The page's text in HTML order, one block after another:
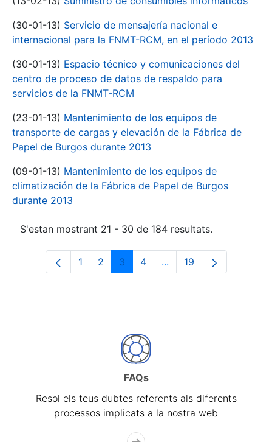
(30-01-13) Servicio de mensajería nacional e
internacional para la FNMT-RCM, en el período 2013
(30-01-13) Espacio técnico y comunicaciones del
centro de proceso de datos de respaldo para
servicios de la FNMT-RCM
(23-01-13) Mantenimiento de los equipos de
transporte de cargas y elevación de la Fábrica de
Papel de Burgos durante 2013
(09-01-13) Mantenimiento de los equipos de
climatización de la Fábrica de Papel de Burgos
durante 2013
S'estan mostrant 21 - 30 de 184 resultats.
Pàgina
1 Pàgina
2 Pàgina
3 Pàgina
4 ...Pàgines intermèdies
Pàgina
19
FAQs
Resol els teus dubtes referents als diferents
processos implicats a la nostra web